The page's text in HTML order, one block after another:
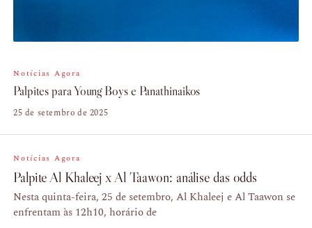
Notícias Agora
Palpites para Young Boys e Panathinaikos
25 de setembro de 2025
Notícias Agora
Palpite Al Khaleej x Al Taawon: análise das odds
Nesta quinta-feira, 25 de setembro, Al Khaleej e Al Taawon se
enfrentam às 12h10, horário de